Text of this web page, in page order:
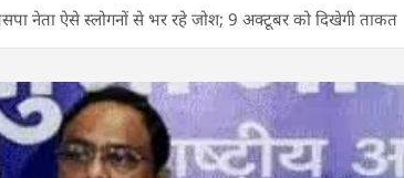
नेता ऐसे स्लोगनों से भर रहे जोश; 9 अक्टूबर को दिखेगी ताकत